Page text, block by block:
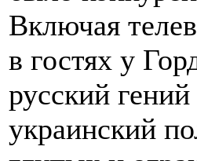
Включая
в гостях у
русский
украинский